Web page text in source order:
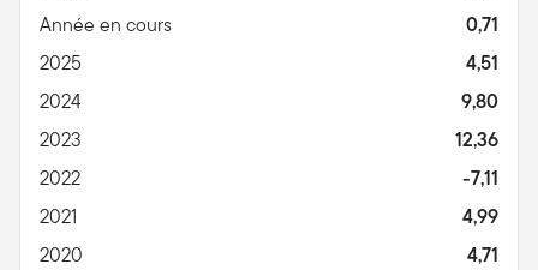
Année en cours
0,71
2025
4,51
2024
9,80
2023
12,36
2022
-7,11
2021
4,99
2020
4,71